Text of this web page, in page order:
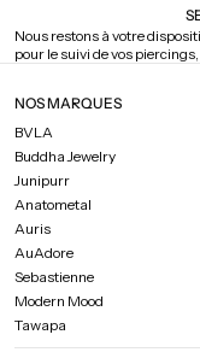
Nous restons à votre
pour le suivi de vos
NOS MARQUES
BVLA
Buddha Jewelry
Junipurr
Anatometal
Auris
AuAdore
Sebastienne
Modern Mood
Tawapa